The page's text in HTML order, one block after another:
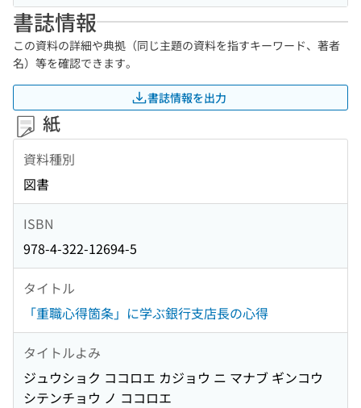
書誌情報
この資料の詳細や典拠（同じ主題の資料を指すキーワード、著者
名）等を確認できます。
書誌情報を出力
紙
資料種別
図書
ISBN
978-4-322-12694-5
タイトル
「重職心得箇条」に学ぶ銀行支店長の心得
タイトルよみ
ジュウショク ココロエ カジョウ ニ マナブ ギンコウ
シテンチョウ ノ ココロエ